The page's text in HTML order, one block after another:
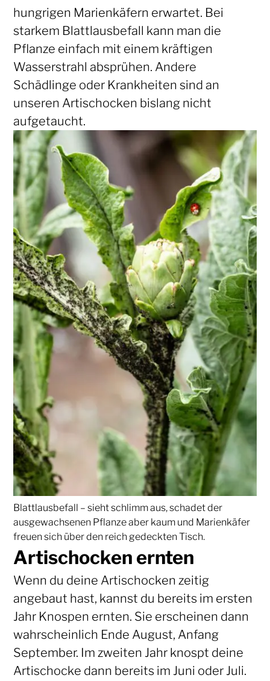
hungrigen Marienkäfern erwartet. Bei
starkem Blattlausbefall kann man die
Pflanze einfach mit einem kräftigen
Wasserstrahl absprühen. Andere
Schädlinge oder Krankheiten sind an
unseren Artischocken bislang nicht
aufgetaucht.
Blattlausbefall – sieht schlimm aus, schadet der
ausgewachsenen Pflanze aber kaum und Marienkäfer
freuen sich über den reich gedeckten Tisch.
Artischocken ernten
Wenn du deine Artischocken zeitig
angebaut hast, kannst du bereits im ersten
Jahr Knospen ernten. Sie erscheinen dann
wahrscheinlich Ende August, Anfang
September. Im zweiten Jahr knospt deine
Artischocke dann bereits im Juni oder Juli.